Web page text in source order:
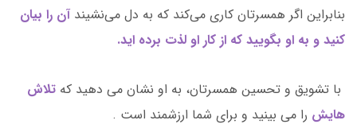
بنابراین اگر همسرتان کاری می‌کند که به دل می‌نشیند آن را بیان
کنید و به او بگویید که از کار او لذت برده اید.
با تشویق و تحسین همسرتان، به او نشان می دهید که تلاش
هایش را می بینید و برای شما ارزشمند است .